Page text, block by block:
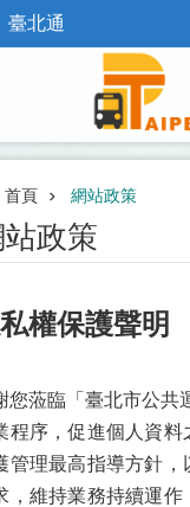
臺北通
首頁 網站政策
政策
權保護聲明
您蒞臨「臺北市公共
程序，促進個人資
管理最高指導方針
，維持業務持續運